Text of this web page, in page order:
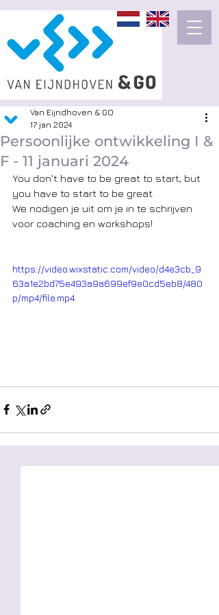
Persoonlijke ontwikkeling I &
F - 11 januari 2024
Van Eijndhoven & GO
17 jan 2024
You don't have to be great to start, but
you have to start to be great.
We nodigen je uit om je in te schrijven
voor coaching en workshops!
https://video.wixstatic.com/video/d4e3cb_9
63a1e2bd75e493a9a699ef9e0cd5eb8/480
p/mp4/file.mp4